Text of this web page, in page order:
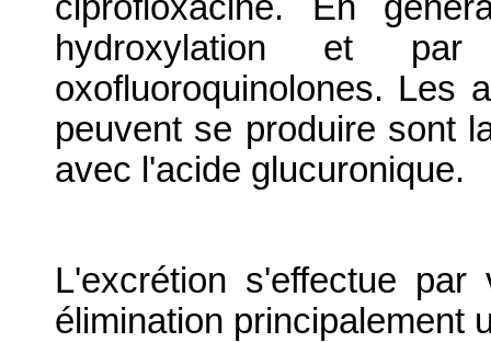
hydroxylation et par
oxofluoroquinolones. Les
peuvent se produire sont
avec l'acide glucuronique.
L'excrétion s'effectue
élimination principalement